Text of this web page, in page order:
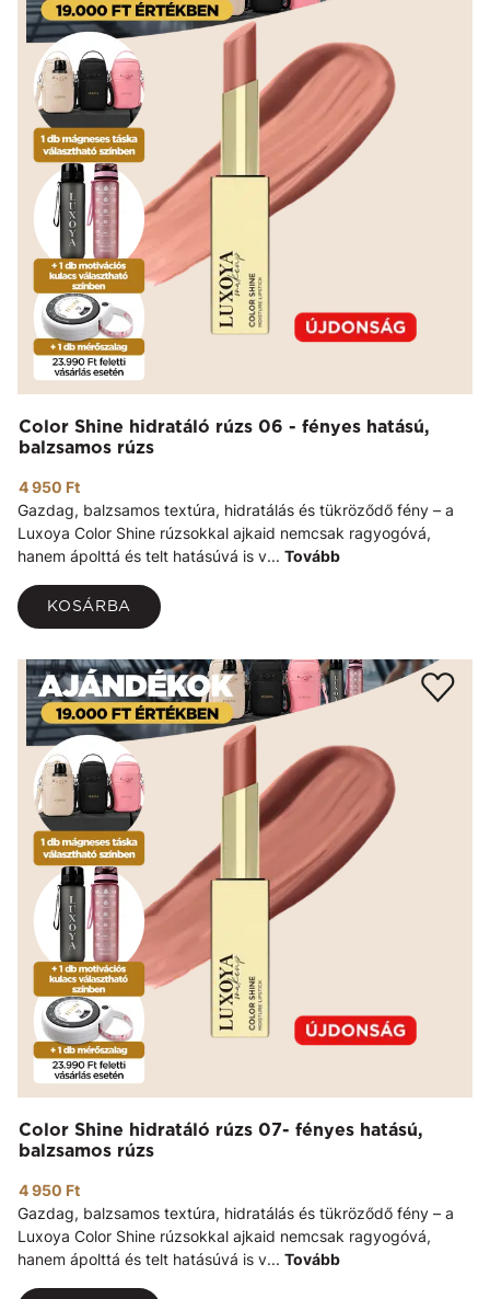
Color Shine hidratáló rúzs 06 - fényes hatású,
balzsamos rúzs
4 950 Ft
Gazdag, balzsamos textúra, hidratálás és tükröződő fény – a
Luxoya Color Shine rúzsokkal ajkaid nemcsak ragyogóvá,
hanem ápolttá és telt hatásúvá is v... Tovább
KOSÁRBA
Color Shine hidratáló rúzs 07- fényes hatású,
balzsamos rúzs
4 950 Ft
Gazdag, balzsamos textúra, hidratálás és tükröződő fény – a
Luxoya Color Shine rúzsokkal ajkaid nemcsak ragyogóvá,
hanem ápolttá és telt hatásúvá is v... Tovább